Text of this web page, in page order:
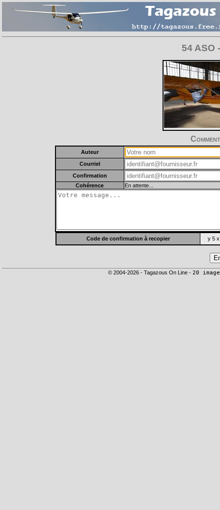
54 ASO
Auteur
Courriel
Confirmation
Cohérence
En attente...
Code de confirmation à recopier y 5
© 2004-2026 - Tagazous On Line - 20